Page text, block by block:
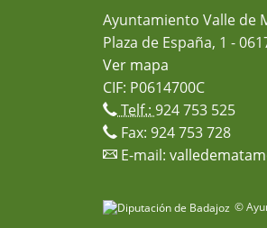
Ayuntamiento Valle de
Plaza de España, 1 -
Ver mapa
CIF: P0614700C
Telf.:924 753 525
Fax: 924 753 728
E-mail:
©